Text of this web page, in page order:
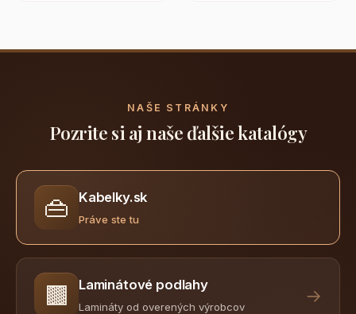
NAŠE STRÁNKY
Pozrite si aj naše ďalšie katalógy
👜 Kabelky.sk
Práve ste tu
🟫 Laminátové podlahy
Lamináty od overených výrobcov
→